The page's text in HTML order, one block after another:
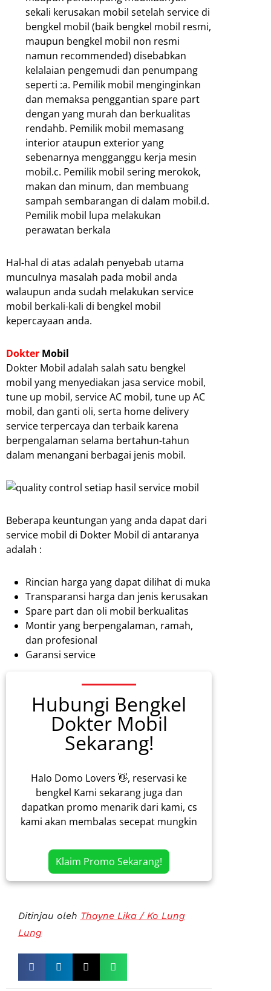
sekali kerusakan mobil setelah service di
bengkel mobil (baik bengkel mobil resmi,
maupun bengkel mobil non resmi
namun recommended) disebabkan
kelalaian pengemudi dan penumpang
seperti :a. Pemilik mobil menginginkan
dan memaksa penggantian spare part
dengan yang murah dan berkualitas
rendahb. Pemilik mobil memasang
interior ataupun exterior yang
sebenarnya mengganggu kerja mesin
mobil.c. Pemilik mobil sering merokok,
makan dan minum, dan membuang
sampah sembarangan di dalam mobil.d.
Pemilik mobil lupa melakukan
perawatan berkala
Hal-hal di atas adalah penyebab utama
munculnya masalah pada mobil anda
walaupun anda sudah melakukan service
mobil berkali-kali di bengkel mobil
kepercayaan anda.
Dokter Mobil
Dokter Mobil adalah salah satu bengkel
mobil yang menyediakan jasa service mobil,
tune up mobil, service AC mobil, tune up AC
mobil, dan ganti oli, serta home delivery
service terpercaya dan terbaik karena
berpengalaman selama bertahun-tahun
dalam menangani berbagai jenis mobil.
Beberapa keuntungan yang anda dapat dari
service mobil di Dokter Mobil di antaranya
adalah :
Rincian harga yang dapat dilihat di muka
Transparansi harga dan jenis kerusakan
Spare part dan oli mobil berkualitas
Montir yang berpengalaman, ramah,
dan profesional
Garansi service
Hubungi Bengkel
Dokter Mobil
Sekarang!
Halo Domo Lovers 👋, reservasi ke
bengkel Kami sekarang juga dan
dapatkan promo menarik dari kami, cs
kami akan membalas secepat mungkin
Klaim Promo Sekarang!
Ditinjau oleh Thayne Lika / Ko Lung
Lung